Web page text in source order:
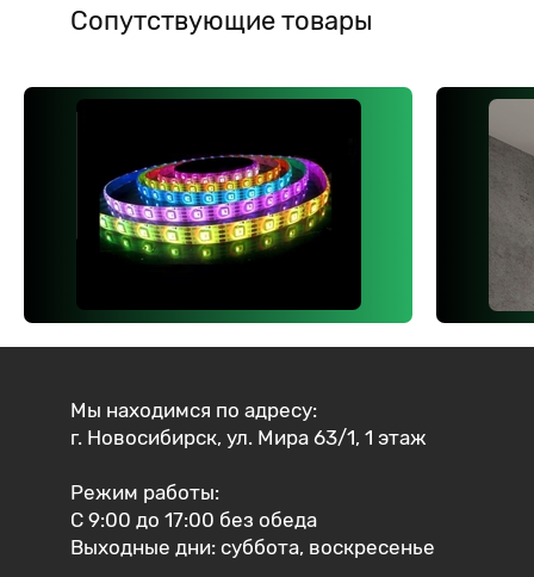
Сопутствующие товары
Мы находимся по адресу:
г. Новосибирск, ул. Мира 63/1, 1 этаж
Режим работы:
С 9:00 до 17:00 без обеда
Выходные дни: суббота, воскресенье